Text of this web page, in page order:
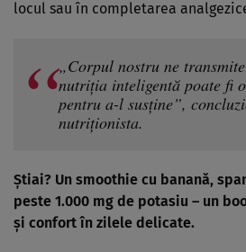
locul sau în completarea
„Corpul nostru ne
nutriția inteligentă poate fi
pentru a-l susține”,
nutriționista.
Știai? Un smoothie cu banană,
peste 1.000 mg de potasiu – un
și confort în zilele delicate.